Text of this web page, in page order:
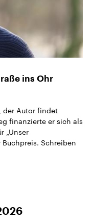
ins Ohr
der Autor findet
finanzierte er sich als
„Unser
Schreiben